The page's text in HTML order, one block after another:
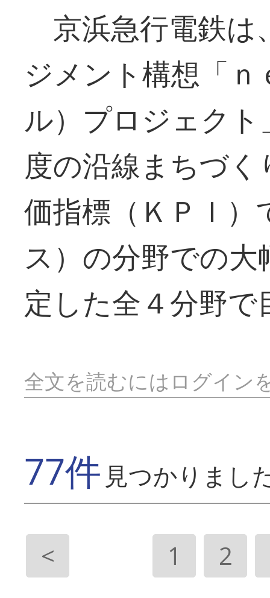
京浜急行電鉄は
ジメント構想「
ル）プロジェク
度の沿線まちづ
価指標（ＫＰＩ）
ス）の分野での
定した全４分野
全文を読むにはログイン
77件 見つかりまし
< 1 2